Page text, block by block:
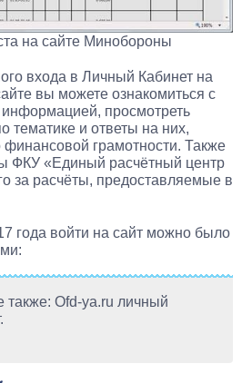
на сайте Минобороны
входа в Личный Кабинет на
вы можете ознакомиться с
просмотреть
тематике и ответы на них,
финансовой грамотности. Также
ФКУ «Единый расчётный центр
за расчёты, предоставляемые в
года войти на сайт можно было
также: Ofd-ya.ru личный